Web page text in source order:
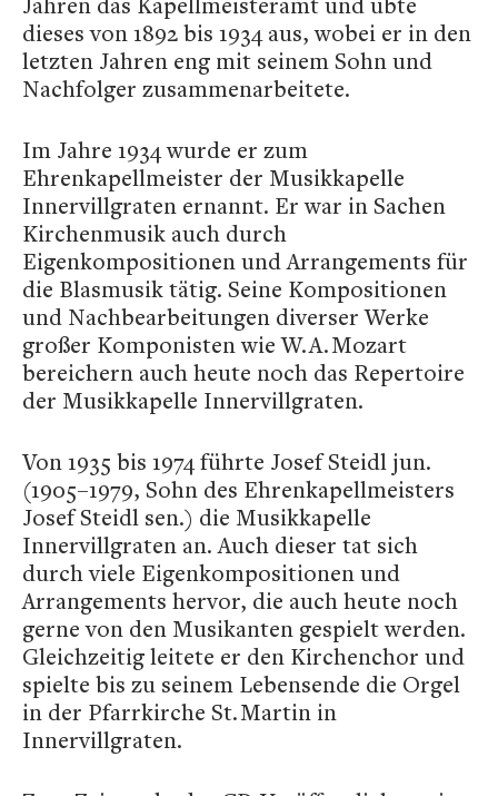
dieses von 1892 bis 1934 aus, wobei er in den
letzten Jahren eng mit seinem Sohn und
Nachfolger zusammenarbeitete.
Im Jahre 1934 wurde er zum
Ehrenkapellmeister der Musikkapelle
Innervillgraten ernannt. Er war in Sachen
Kirchenmusik auch durch
Eigenkompositionen und Arrangements für
die Blasmusik tätig. Seine Kompositionen
und Nachbearbeitungen diverser Werke
großer Komponisten wie W. A. Mozart
bereichern auch heute noch das Repertoire
der Musikkapelle Innervillgraten.
Von 1935 bis 1974 führte Josef Steidl jun.
(1905–1979, Sohn des Ehrenkapellmeisters
Josef Steidl sen.) die Musikkapelle
Innervillgraten an. Auch dieser tat sich
durch viele Eigenkompositionen und
Arrangements hervor, die auch heute noch
gerne von den Musikanten gespielt werden.
Gleichzeitig leitete er den Kirchenchor und
spielte bis zu seinem Lebensende die Orgel
in der Pfarrkirche St. Martin in
Innervillgraten.